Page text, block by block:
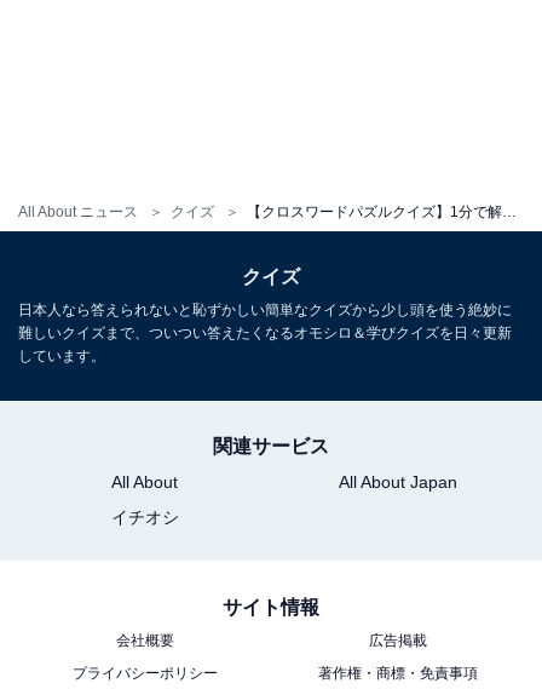
All About ニュース クイズ
クイズ
日本人なら答えられないと恥ずかしい簡単なクイズから少し頭を使う絶妙に
難しいクイズまで、ついつい答えたくなるオモシロ＆学びクイズを日々更新
しています。
関連サービス
All About
All About Japan
イチオシ
サイト情報
会社概要
広告掲載
プライバシーポリシー
著作権・商標・免責事項